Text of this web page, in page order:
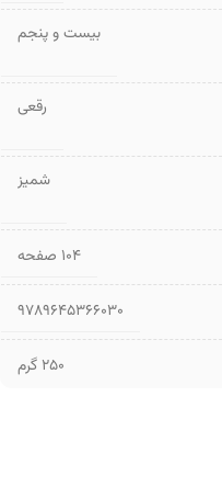
بیست و پنجم
رقعی
شمیز
۱۰۴ صفحه
9789645366030
250 گرم